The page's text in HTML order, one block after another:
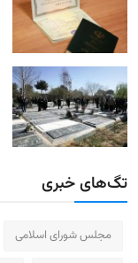
تگ‌های خبری
مجلس شورای اسلامی